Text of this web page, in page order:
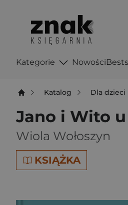
Kategorie Nowości
Katalog Dla dzieci
Jano i Wito
Wiola Wołoszyn
KSIĄŻKA